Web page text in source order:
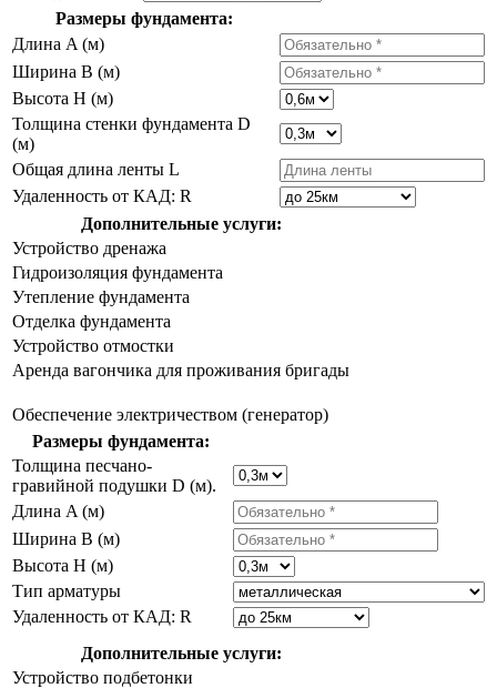
Размеры фундамента:
Длина A (м)
Ширина B (м)
Высота H (м)
Толщина стенки фундамента D
(м)
Общая длина ленты L
Удаленность от КАД: R
Дополнительные услуги:
Устройство дренажа
Гидроизоляция фундамента
Утепление фундамента
Отделка фундамента
Устройство отмостки
Аренда вагончика для проживания бригады
Обеспечение электричеством (генератор)
Размеры фундамента:
Толщина песчано-
гравийной подушки D (м).
Длина A (м)
Ширина B (м)
Высота H (м)
Тип арматуры
Удаленность от КАД: R
Дополнительные услуги:
Устройство подбетонки